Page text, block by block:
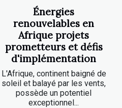
Énergies
renouvelables en
Afrique projets
prometteurs et défis
d'implémentation
L'Afrique, continent baigné de
soleil et balayé par les vents,
possède un potentiel
exceptionnel...